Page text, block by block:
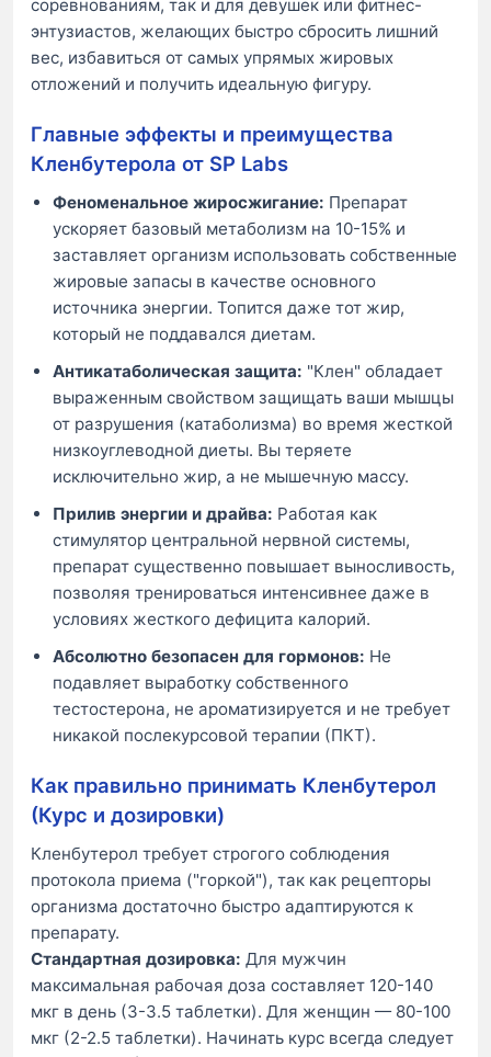
соревнованиям, так и для девушек или фитнес-
энтузиастов, желающих быстро сбросить лишний
вес, избавиться от самых упрямых жировых
отложений и получить идеальную фигуру.
Главные эффекты и преимущества
Кленбутерола от SP Labs
Феноменальное жиросжигание: Препарат
ускоряет базовый метаболизм на 10-15% и
заставляет организм использовать собственные
жировые запасы в качестве основного
источника энергии. Топится даже тот жир,
который не поддавался диетам.
Антикатаболическая защита: "Клен" обладает
выраженным свойством защищать ваши мышцы
от разрушения (катаболизма) во время жесткой
низкоуглеводной диеты. Вы теряете
исключительно жир, а не мышечную массу.
Прилив энергии и драйва: Работая как
стимулятор центральной нервной системы,
препарат существенно повышает выносливость,
позволяя тренироваться интенсивнее даже в
условиях жесткого дефицита калорий.
Абсолютно безопасен для гормонов: Не
подавляет выработку собственного
тестостерона, не ароматизируется и не требует
никакой послекурсовой терапии (ПКТ).
Как правильно принимать Кленбутерол
(Курс и дозировки)
Кленбутерол требует строгого соблюдения
протокола приема ("горкой"), так как рецепторы
организма достаточно быстро адаптируются к
препарату.
Стандартная дозировка: Для мужчин
максимальная рабочая доза составляет 120-140
мкг в день (3-3.5 таблетки). Для женщин — 80-100
мкг (2-2.5 таблетки). Начинать курс всегда следует